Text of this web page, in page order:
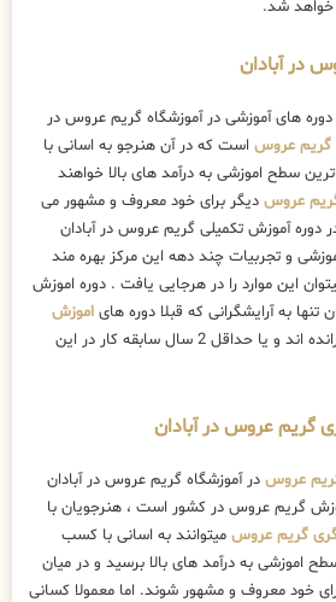
خواهد شد.
در آبادان
دوره های آموزشی در آموزشگاه گریم عروس در
گریم عروس است که در آن هنرجو به اسانی با
سطح اموزشی به درآمد های بالا خواهند
گریم عروس دیگر برای خود معروف و مشهور می
دوره آموزش تکمیلی گریم عروس در آبادان
و تجربیات چند دهه این مرکز بهره مند
این موارد را در هرجایی یافت . دوره اموزش
به آرایشگرانی که قبلا دوره های اموزش
را گذرانده اند و یا حداقل 2 سال سابقه کار در این
گریم عروس در آبادان
عروس در آموزشگاه گریم عروس در آبادان
گریم عروس در کشور است ، هنرجویان با
گریم عروس میتوانند به اسانی با کسب
اموزشی به درآمد های بالا برسید و در میان
خود معروف و مشهور شوند. اما معمولا کسانی